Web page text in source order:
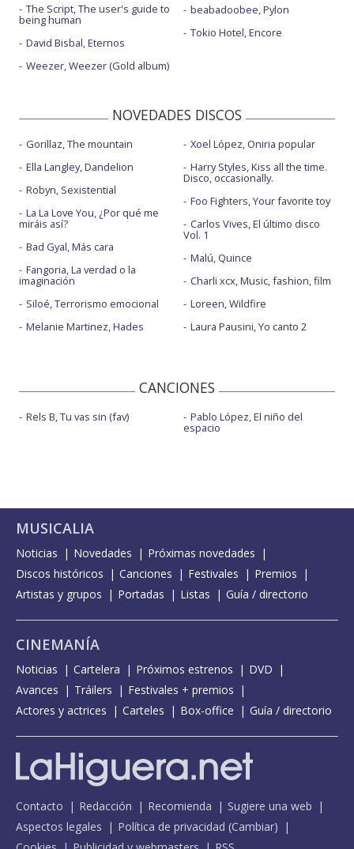
The Script, The user's guide to
being human
David Bisbal, Eternos
Weezer, Weezer (Gold album)
beabadoobee, Pylon
Tokio Hotel, Encore
NOVEDADES DISCOS
Gorillaz, The mountain
Ella Langley, Dandelion
Robyn, Sexistential
La La Love You, ¿Por qué me
miráis así?
Bad Gyal, Más cara
Fangoria, La verdad o la
imaginación
Siloé, Terrorismo emocional
Melanie Martinez, Hades
Xoel López, Oniria popular
Harry Styles, Kiss all the time.
Disco, occasionally.
Foo Fighters, Your favorite toy
Carlos Vives, El último disco
Vol. 1
Malú, Quince
Charli xcx, Music, fashion, film
Loreen, Wildfire
Laura Pausini, Yo canto 2
CANCIONES
Rels B, Tu vas sin (fav) Pablo López, El niño del
espacio
MUSICALIA
Noticias Novedades
Próximas novedades
Discos históricos
Canciones Festivales
Premios
Artistas y grupos
Portadas Listas Guía / directorio
CINEMANÍA
Noticias Cartelera Próximos estrenos
DVD
Avances
Tráilers
Festivales + premios
Actores y actrices
Carteles Box-office Guía / directorio
Contacto Redacción Recomienda
Sugiere una web
Aspectos legales
Política de privacidad (Cambiar)